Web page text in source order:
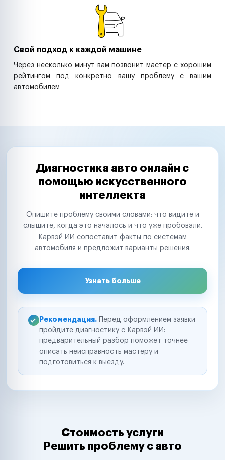
Свой подход к каждой машине
Через несколько минут вам позвонит мастер с хорошим
рейтингом под конкретно вашу проблему с вашим
автомобилем
Диагностика авто онлайн с
помощью искусственного
интеллекта
Опишите проблему своими словами: что видите и
слышите, когда это началось и что уже пробовали.
Карвэй ИИ сопоставит факты по системам
автомобиля и предложит варианты решения.
Узнать больше
Рекомендация. Перед оформлением заявки
пройдите диагностику с Карвэй ИИ:
предварительный разбор поможет точнее
описать неисправность мастеру и
подготовиться к выезду.
Стоимость услуги
Решить проблему с авто